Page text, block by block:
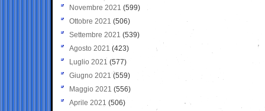
Novembre 2021 (599)
Ottobre 2021 (506)
Settembre 2021 (539)
Agosto 2021 (423)
Luglio 2021 (577)
Giugno 2021(559)
Maggio 2021 (556)
Aprile 2021 (506)